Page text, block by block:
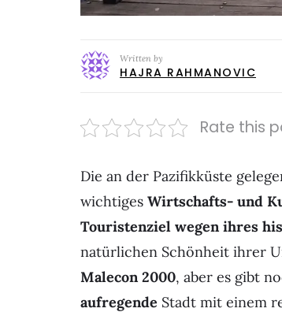
Written by
HAJRA RAHMANOVIC
Rate this
Die an der Pazifikküste
wichtiges Wirtschafts- und
Touristenziel wegen ihres
natürlichen Schönheit ihrer
Malecon 2000, aber es gibt
aufregende Stadt mit einem